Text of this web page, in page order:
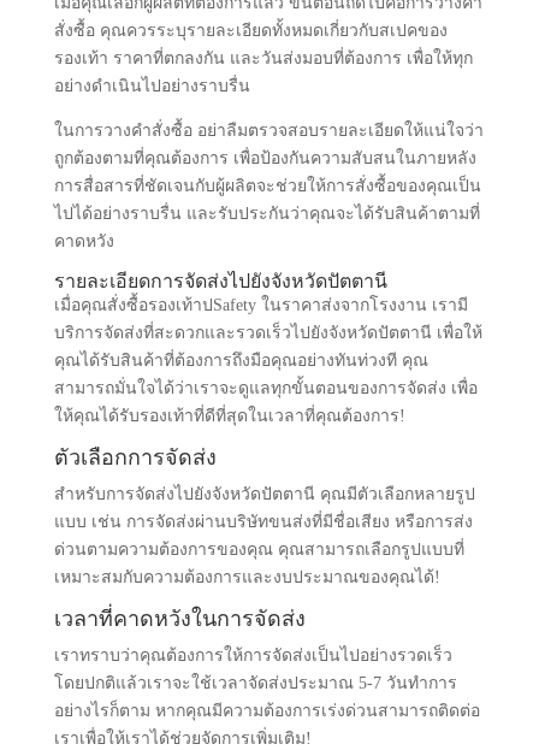
คือการตรวจสอบคุณภาพและความน่าเชื่อถือของผู้ผลิต คุณ
ควรดูรีวิวจากลูกค้าก่อนหน้า และตรวจสอบว่าโรงงานมี
ใบรับรองที่ถูกต้องหรือไม่
การวางคำสั่งซื้อ
เมื่อคุณเลือกผู้ผลิตที่ต้องการแล้ว ขั้นตอนถัดไปคือการวางคำ
สั่งซื้อ คุณควรระบุรายละเอียดทั้งหมดเกี่ยวกับสเปคของ
รองเท้า ราคาที่ตกลงกัน และวันส่งมอบที่ต้องการ เพื่อให้ทุก
อย่างดำเนินไปอย่างราบรื่น
ในการวางคำสั่งซื้อ อย่าลืมตรวจสอบรายละเอียดให้แน่ใจว่า
ถูกต้องตามที่คุณต้องการ เพื่อป้องกันความสับสนในภายหลัง
การสื่อสารที่ชัดเจนกับผู้ผลิตจะช่วยให้การสั่งซื้อของคุณเป็น
ไปได้อย่างราบรื่น และรับประกันว่าคุณจะได้รับสินค้าตามที่
คาดหวัง
รายละเอียดการจัดส่งไปยังจังหวัดปัตตานี
เมื่อคุณสั่งซื้อรองเท้าปSafety ในราคาส่งจากโรงงาน เรามี
บริการจัดส่งที่สะดวกและรวดเร็วไปยังจังหวัดปัตตานี เพื่อให้
คุณได้รับสินค้าที่ต้องการถึงมือคุณอย่างทันท่วงที คุณ
สามารถมั่นใจได้ว่าเราจะดูแลทุกขั้นตอนของการจัดส่ง เพื่อ
ให้คุณได้รับรองเท้าที่ดีที่สุดในเวลาที่คุณต้องการ!
ตัวเลือกการจัดส่ง
สำหรับการจัดส่งไปยังจังหวัดปัตตานี คุณมีตัวเลือกหลายรูป
แบบ เช่น การจัดส่งผ่านบริษัทขนส่งที่มีชื่อเสียง หรือการส่ง
ด่วนตามความต้องการของคุณ คุณสามารถเลือกรูปแบบที่
เหมาะสมกับความต้องการและงบประมาณของคุณได้!